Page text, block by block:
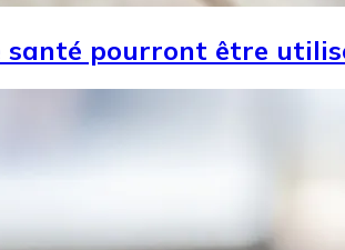
santé pourront être